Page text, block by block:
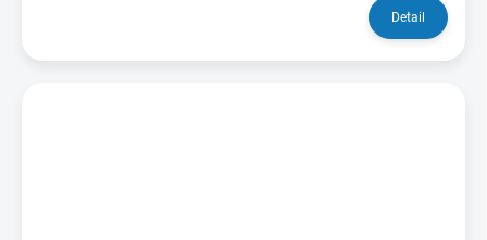
Detail